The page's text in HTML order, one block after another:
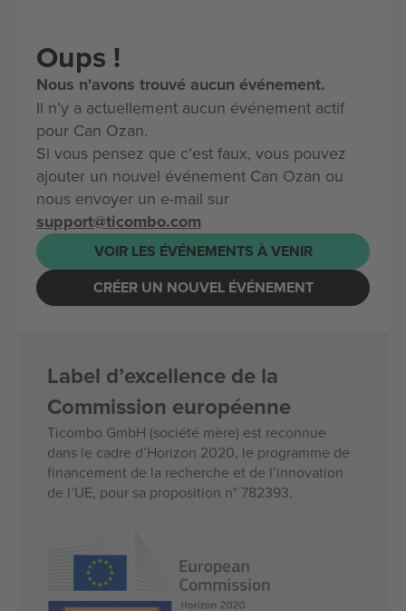
Oups !
Nous n'avons trouvé aucun événement.
Il n’y a actuellement aucun événement actif
pour Can Ozan.
Si vous pensez que c’est faux, vous pouvez
ajouter un nouvel événement Can Ozan ou
nous envoyer un e-mail sur
support@ticombo.com
VOIR LES ÉVÉNEMENTS À VENIR
CRÉER UN NOUVEL ÉVÉNEMENT
Label d’excellence de la
Commission européenne
Ticombo GmbH (société mère) est reconnue
dans le cadre d’Horizon 2020, le programme de
financement de la recherche et de l’innovation
de l’UE, pour sa proposition n° 782393.